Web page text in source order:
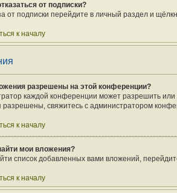
от подписки?
от подписки перейдите в личный раздел и
к началу
разрешены на этой конференции?
каждой конференции может разрешить
разрешены, свяжитесь с администратором
к началу
мои вложения?
список добавленных вами вложений,
к началу